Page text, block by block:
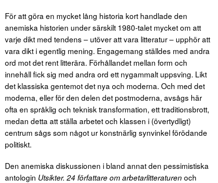
För att göra en mycket lång historia kort handlade den
anemiska historien under särskilt 1980-talet mycket om att
varje dikt med tendens – utöver att vara litteratur – upphör att
vara dikt i egentlig mening. Engagemang ställdes med andra
ord mot det rent litterära. Förhållandet mellan form och
innehåll fick sig med andra ord ett nygammalt uppsving. Likt
det klassiska gentemot det nya och moderna. Och med det
moderna, eller för den delen det postmoderna, avsågs här
ofta en språklig och teknisk transformation, ett traditionsbrott,
medan detta att ställa arbetet och klassen i (övertydligt)
centrum sågs som något ur konstnärlig synvinkel förödande
politiskt.
Den anemiska diskussionen i bland annat den pessimistiska
antologin Utsikter. 24 författare om arbetarlitteraturen och